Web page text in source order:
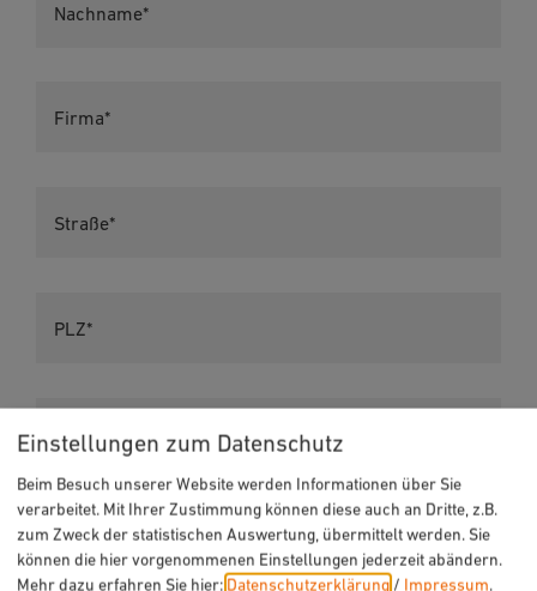
Nachname*
Firma*
Straße*
PLZ*
Ort*
Telefon*
Einstellungen zum Datenschutz
Beim Besuch unserer Website werden Informationen über Sie
verarbeitet. Mit Ihrer Zustimmung können diese auch an Dritte, z.B.
zum Zweck der statistischen Auswertung, übermittelt werden. Sie
können die hier vorgenommenen Einstellungen jederzeit abändern.
Mehr dazu erfahren Sie hier: Datenschutzerklärung / Impressum.